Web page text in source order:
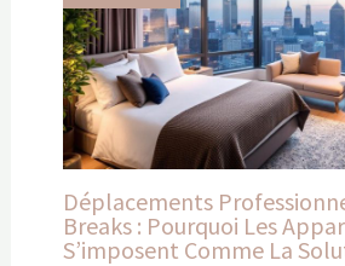
Déplacements
Breaks : Pourquoi Les
S’imposent Comme La